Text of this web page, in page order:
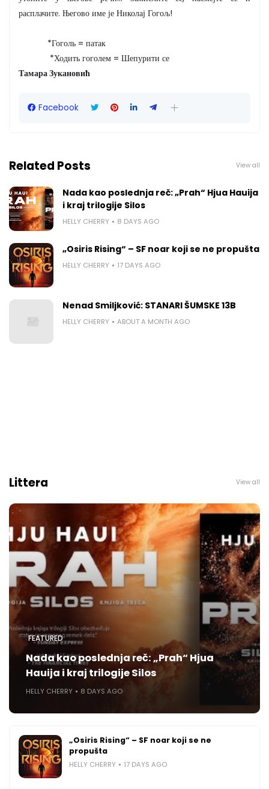
расплачите. Његово име је Николај Гогољ!
*Гоголь = патак
*Ходить гоголем = Шепурити се
Тамара Зукановић
Facebook
Related Posts View all
Nada kao poslednja reč: „Prah“ Hjua Hauija
i kraj trilogije Silos
HELLY CHERRY 8 DAYS AGO
„Osiris Rising“ – SF noar koji se ne propušta
HELLY CHERRY 17 DAYS AGO
Nenad Smiljković: STANARI ŠUMSKE 13B
HELLY CHERRY ABOUT A MONTH AGO
Littera View all
FEATURED
Nada kao poslednja reč: „Prah“ Hjua
Hauija i kraj trilogije Silos
HELLY CHERRY 8 DAYS AGO
„Osiris Rising“ – SF noar koji se ne
propušta
HELLY CHERRY 17 DAYS AGO